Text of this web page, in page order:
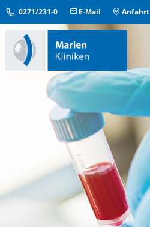
0271/231-0 E-Mail Anfahrt
KLINIKEN & INSTITUTE
MEDIZINISCHE ZENTREN
ÜBERGREIFENDE EINRICHTUNGEN
PFLEGE & AUFENTHALT
KONTAKT & SERVICE